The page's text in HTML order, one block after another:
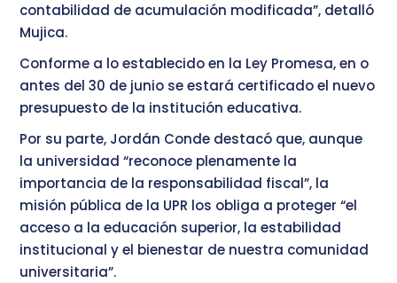
contabilidad de acumulación modificada”, detalló
Mujica.
Conforme a lo establecido en la Ley Promesa, en o
antes del 30 de junio se estará certificado el nuevo
presupuesto de la institución educativa.
Por su parte, Jordán Conde destacó que, aunque
la universidad “reconoce plenamente la
importancia de la responsabilidad fiscal”, la
misión pública de la UPR los obliga a proteger “el
acceso a la educación superior, la estabilidad
institucional y el bienestar de nuestra comunidad
universitaria”.